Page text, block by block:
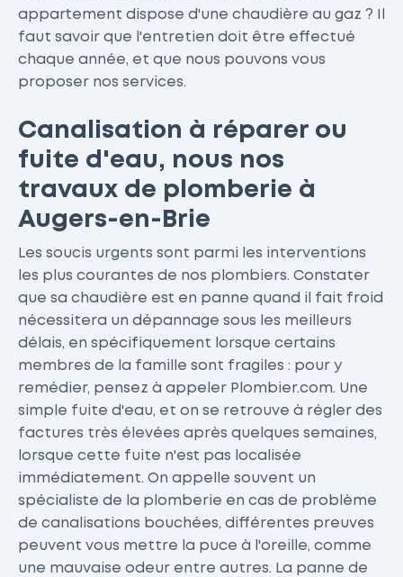
appartement dispose d'une chaudière au gaz ? Il
faut savoir que l'entretien doit être effectué
chaque année, et que nous pouvons vous
proposer nos services.
Canalisation à réparer ou
fuite d'eau, nous nos
travaux de plomberie à
Augers-en-Brie
Les soucis urgents sont parmi les interventions
les plus courantes de nos plombiers. Constater
que sa chaudière est en panne quand il fait froid
nécessitera un dépannage sous les meilleurs
délais, en spécifiquement lorsque certains
membres de la famille sont fragiles : pour y
remédier, pensez à appeler Plombier.com. Une
simple fuite d'eau, et on se retrouve à régler des
factures très élevées après quelques semaines,
lorsque cette fuite n'est pas localisée
immédiatement. On appelle souvent un
spécialiste de la plomberie en cas de problème
de canalisations bouchées, différentes preuves
peuvent vous mettre la puce à l'oreille, comme
une mauvaise odeur entre autres. La panne de